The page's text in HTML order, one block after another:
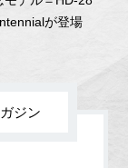
が登場
ジン